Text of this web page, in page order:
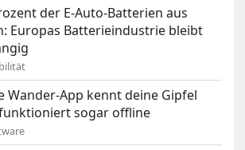
der E-Auto-Batterien aus
Europas Batterieindustrie bleibt
Wander-App kennt deine Gipfel
sogar offline